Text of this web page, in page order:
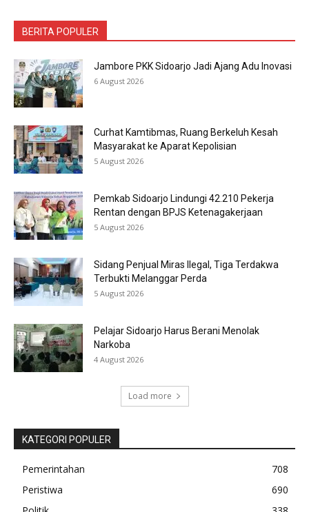
BERITA POPULER
Jambore PKK Sidoarjo Jadi Ajang Adu Inovasi
6 August 2026
Curhat Kamtibmas, Ruang Berkeluh Kesah
Masyarakat ke Aparat Kepolisian
5 August 2026
Pemkab Sidoarjo Lindungi 42.210 Pekerja
Rentan dengan BPJS Ketenagakerjaan
5 August 2026
Sidang Penjual Miras Ilegal, Tiga Terdakwa
Terbukti Melanggar Perda
5 August 2026
Pelajar Sidoarjo Harus Berani Menolak
Narkoba
4 August 2026
Load more
KATEGORI POPULER
Pemerintahan
708
Peristiwa
690